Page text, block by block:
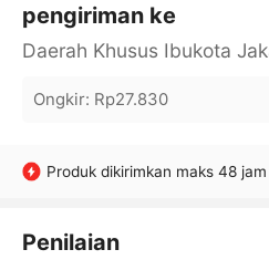
pengiriman ke
Ongkir: Rp27.830
Produk dikirimkan maks 48 jam
Penilaian